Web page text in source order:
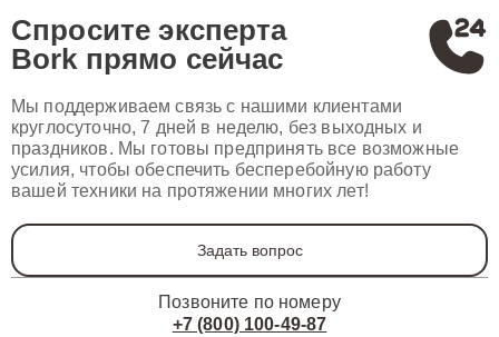
Спросите эксперта
Bork прямо сейчас
Мы поддерживаем связь с нашими клиентами
круглосуточно, 7 дней в неделю, без выходных и
праздников. Мы готовы предпринять все возможные
усилия, чтобы обеспечить бесперебойную работу
вашей техники на протяжении многих лет!
Задать вопрос
Позвоните по номеру
+7 (800) 100-49-87